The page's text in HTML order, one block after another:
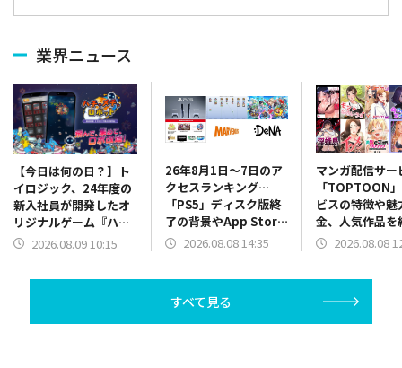
業界ニュース
【今日は何の日？】ト
イロジック、24年度の
新入社員が開発したオ
リジナルゲーム『ハチ
ャメチャロボット』を
2026.08.09 10:15
26年8月1日～7日のア
クセスランキング…
「PS5」ディスク版終
了の背景やApp Store
振り返り、決算関係が
2026.08.08 14:35
マンガ配信サー
「TOPTOON
ビスの特徴や魅
金、人気作品
ランキングも毎
2026.08.08
すべて見る